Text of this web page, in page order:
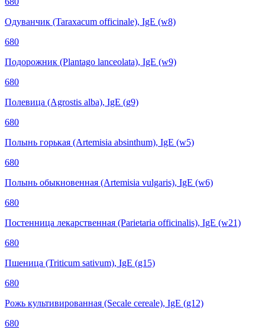
Одуванчик (Taraxacum officinale), IgE (w8)
680
Подорожник (Plantago lanceolata), IgE (w9)
680
Полевица (Agrostis alba), IgE (g9)
680
Полынь горькая (Artemisia absinthum), IgE (w5)
680
Полынь обыкновенная (Artemisia vulgaris), IgE (w6)
680
Постенница лекарственная (Parietaria officinalis), IgE (w21)
680
Пшеница (Triticum sativum), IgE (g15)
680
Рожь культивированная (Secale cereale), IgE (g12)
680